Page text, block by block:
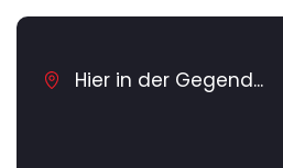
Hier in der Gegend...